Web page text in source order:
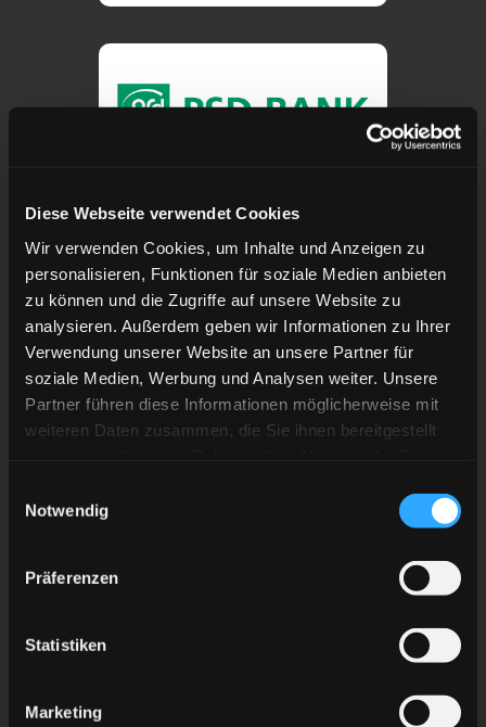
Diese Webseite verwendet Cookies
Wir verwenden Cookies, um Inhalte und Anzeigen zu
personalisieren, Funktionen für soziale Medien anbieten
zu können und die Zugriffe auf unsere Website zu
analysieren. Außerdem geben wir Informationen zu Ihrer
Verwendung unserer Website an unsere Partner für
soziale Medien, Werbung und Analysen weiter. Unsere
Partner führen diese Informationen möglicherweise mit
weiteren Daten zusammen, die Sie ihnen bereitgestellt
Notwendig
Präferenzen
Statistiken
Marketing